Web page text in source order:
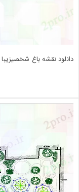
دانلود نقشه باغ شخصیزیبا